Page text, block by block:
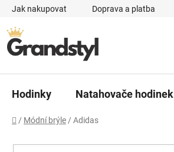
Přejít na obsah
Jak nakupovat Doprava a platba
Hodinky Natahovače hodinek
Domů
/ Módní brýle / Adidas